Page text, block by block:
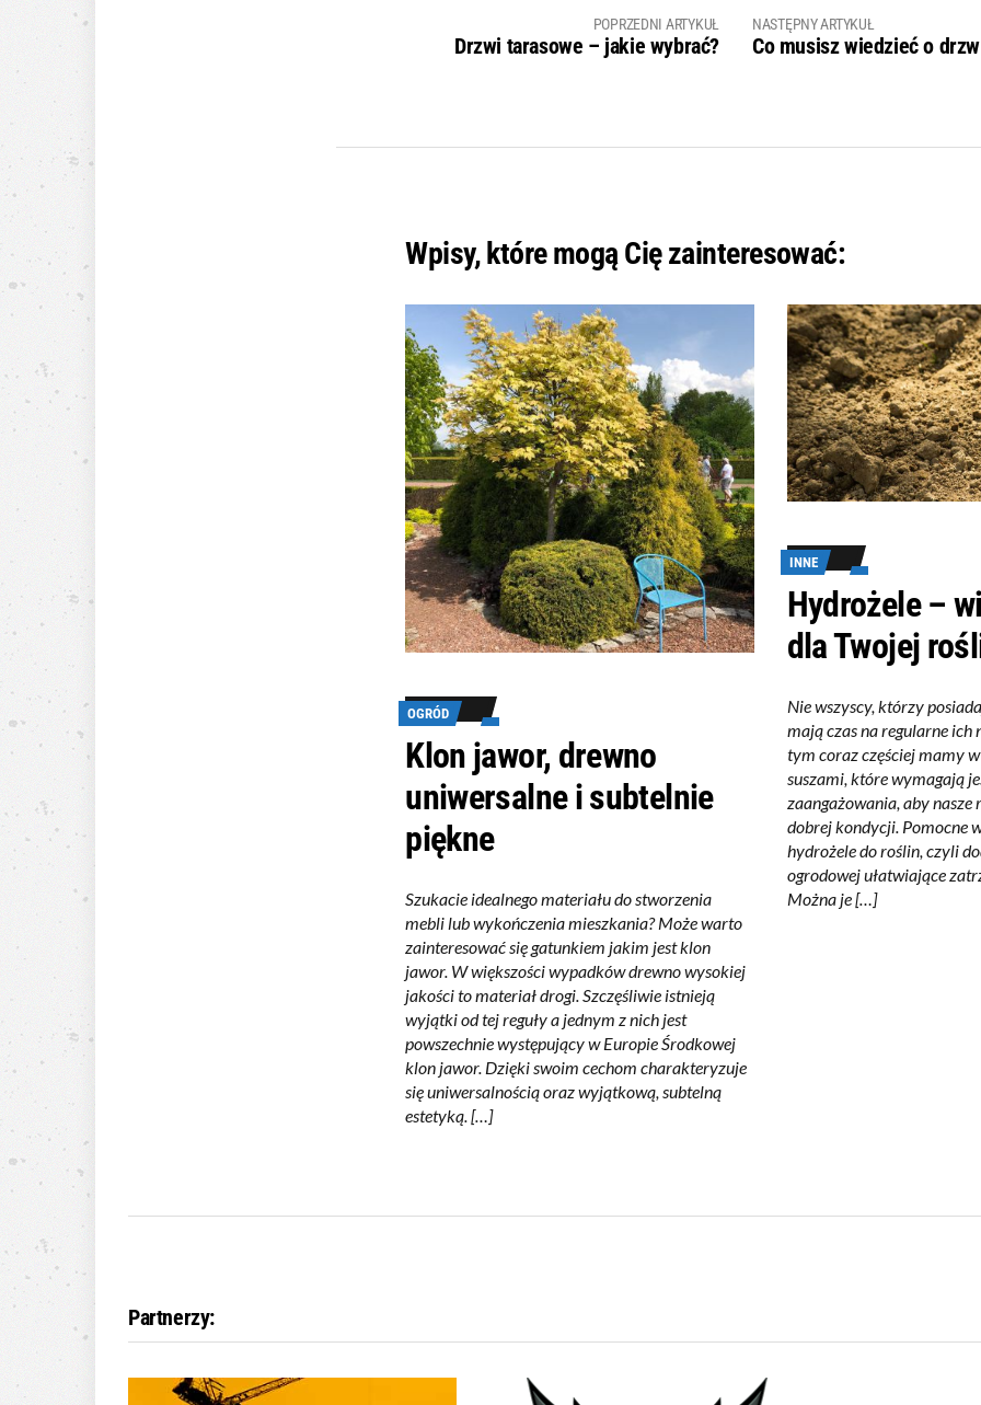
POPRZEDNI ARTYKUŁ
Drzwi tarasowe – jakie wybrać?
NASTĘPNY ARTYKUŁ
Co musisz wiedzieć o
Wpisy, które mogą Cię zainteresować:
OGRÓD
Klon jawor, drewno
uniwersalne i subtelnie
piękne
Szukacie idealnego materiału do stworzenia
mebli lub wykończenia mieszkania? Może warto
zainteresować się gatunkiem jakim jest klon
jawor. W większości wypadków drewno wysokiej
jakości to materiał drogi. Szczęśliwie istnieją
wyjątki od tej reguły a jednym z nich jest
powszechnie występujący w Europie Środkowej
klon jawor. Dzięki swoim cechom charakteryzuje
się uniwersalnością oraz wyjątkową, subtelną
estetyką. […]
INNE
Hydrożele –
dla Twojej
Nie wszyscy, którzy
mają czas na regularne ich
tym coraz częściej mamy
suszami, które wymagają
zaangażowania, aby
dobrej kondycji. Pomocne
hydrożele do roślin, czyli
ogrodowej ułatwiające
Można je […]
Partnerzy: